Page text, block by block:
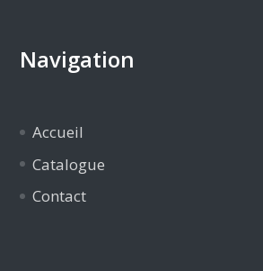
Navigation
Accueil
Catalogue
Contact